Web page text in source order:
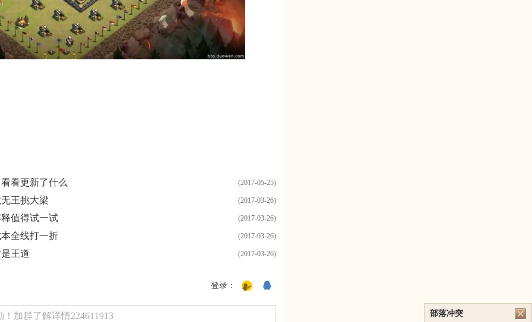
(2017-05-25)
看更新了什么
(2017-03-26)
王挑大梁
(2017-03-26)
值得试一试
(2017-03-26)
全线打一折
(2017-03-26)
王道
登录：
加群了解详情224611913 部落冲突